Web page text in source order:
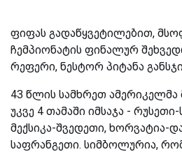
ფიფას გადაწყვეტილებით,
ჩემპიონატის ფინალურ
რეფერი, ნესტორ პიტანა
43 წლის სამხრეთ
უკვე 4 თამაში იმსაჯა -
მექსიკა-შვედეთი, ხორვატია-
საფრანგეთი. სიმბოლურია,